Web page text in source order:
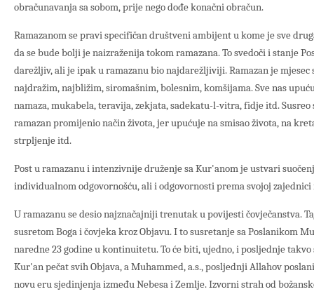
obračunavanja sa sobom, prije nego dođe konačni obračun.
Ramazanom se pravi specifičan društveni ambijent u kome je sve
da se bude bolji je naizraženija tokom ramazana. To svedoči i stanje
darežljiv, ali je ipak u ramazanu bio najdarežljiviji. Ramazan je mjesec
najdražim, najbližim, siromašnim, bolesnim, komšijama. Sve nas
namaza, mukabela, teravija, zekjata, sadekatu-l-vitra, fidje itd.
ramazan promijenio način života, jer upućuje na smisao života, na
strpljenje itd.
Post u ramazanu i intenzivnije druženje sa Kur'anom je ustvari
individualnom odgovornošću, ali i odgovornosti prema svojoj
U ramazanu se desio najznačajniji trenutak u povijesti čovječanstva.
susretom Boga i čovjeka kroz Objavu. I to susretanje sa Poslanikom
naredne 23 godine u kontinuitetu. To će biti, ujedno, i posljednje
Kur'an pečat svih Objava, a Muhammed, a.s., posljednji Allahov
novu eru sjedinjenja između Nebesa i Zemlje. Izvorni strah od